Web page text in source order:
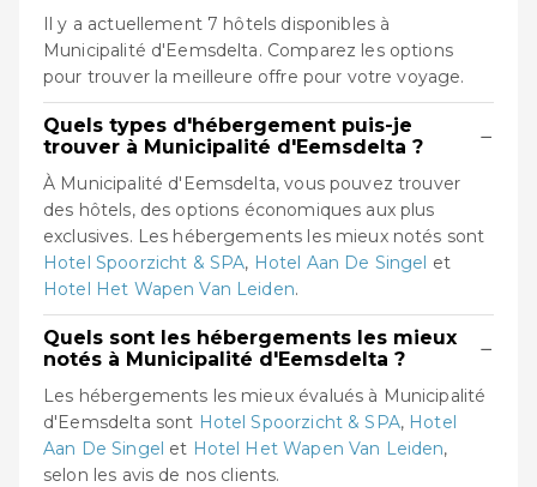
Il y a actuellement 7 hôtels disponibles à
Municipalité d'Eemsdelta. Comparez les options
pour trouver la meilleure offre pour votre voyage.
Quels types d'hébergement puis-je
trouver à Municipalité d'Eemsdelta ?
−
À Municipalité d'Eemsdelta, vous pouvez trouver
des hôtels, des options économiques aux plus
exclusives. Les hébergements les mieux notés sont
Hotel Spoorzicht & SPA, Hotel Aan De Singel et
Hotel Het Wapen Van Leiden.
Quels sont les hébergements les mieux
notés à Municipalité d'Eemsdelta ?
−
Les hébergements les mieux évalués à Municipalité
d'Eemsdelta sont Hotel Spoorzicht & SPA, Hotel
Aan De Singel et Hotel Het Wapen Van Leiden,
selon les avis de nos clients.